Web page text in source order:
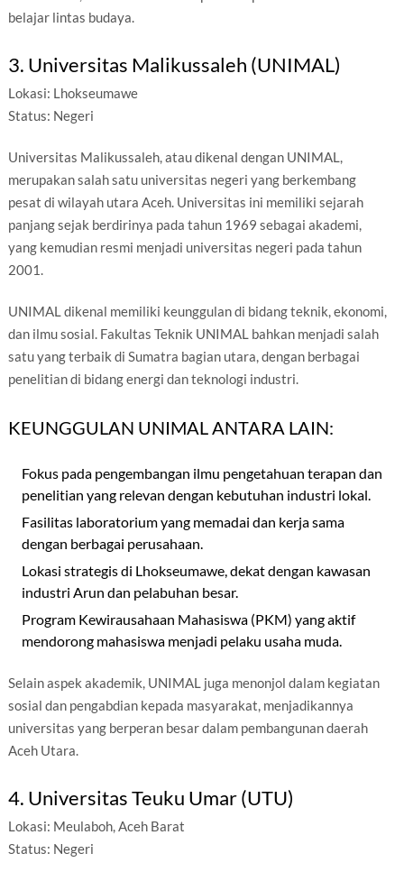
belajar lintas budaya.
3. Universitas Malikussaleh (UNIMAL)
Lokasi: Lhokseumawe
Status: Negeri
Universitas Malikussaleh, atau dikenal dengan UNIMAL,
merupakan salah satu universitas negeri yang berkembang
pesat di wilayah utara Aceh. Universitas ini memiliki sejarah
panjang sejak berdirinya pada tahun 1969 sebagai akademi,
yang kemudian resmi menjadi universitas negeri pada tahun
2001.
UNIMAL dikenal memiliki keunggulan di bidang teknik, ekonomi,
dan ilmu sosial. Fakultas Teknik UNIMAL bahkan menjadi salah
satu yang terbaik di Sumatra bagian utara, dengan berbagai
penelitian di bidang energi dan teknologi industri.
KEUNGGULAN UNIMAL ANTARA LAIN:
Fokus pada pengembangan ilmu pengetahuan terapan dan
penelitian yang relevan dengan kebutuhan industri lokal.
Fasilitas laboratorium yang memadai dan kerja sama
dengan berbagai perusahaan.
Lokasi strategis di Lhokseumawe, dekat dengan kawasan
industri Arun dan pelabuhan besar.
Program Kewirausahaan Mahasiswa (PKM) yang aktif
mendorong mahasiswa menjadi pelaku usaha muda.
Selain aspek akademik, UNIMAL juga menonjol dalam kegiatan
sosial dan pengabdian kepada masyarakat, menjadikannya
universitas yang berperan besar dalam pembangunan daerah
Aceh Utara.
4. Universitas Teuku Umar (UTU)
Lokasi: Meulaboh, Aceh Barat
Status: Negeri